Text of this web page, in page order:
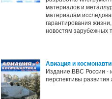
материалов и
материалам
гарантирования
новостям зарубежных
Авиация и
Издание ВВС России -
перспективы